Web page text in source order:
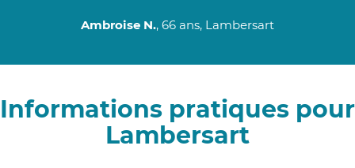
Ambroise N., 66 ans, Lambersart
Informations pratiques pour
Lambersart